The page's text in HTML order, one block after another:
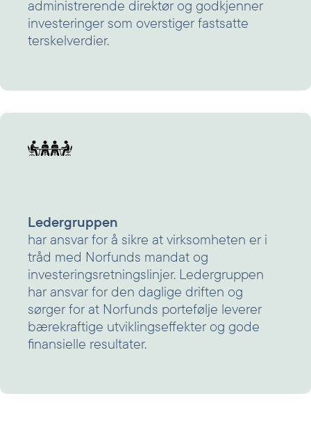
administrerende direktør og godkjenner
investeringer som overstiger fastsatte
terskelverdier.
Ledergruppen
har ansvar for å sikre at virksomheten er i
tråd med Norfunds mandat og
investeringsretningslinjer. Ledergruppen
har ansvar for den daglige driften og
sørger for at Norfunds portefølje leverer
bærekraftige utviklingseffekter og gode
finansielle resultater.